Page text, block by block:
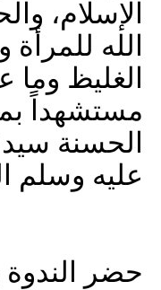
الإسلام،
الله
الغليظ وما
مستشهداً
الحسنة
عليه وسلم
حضر الندوة